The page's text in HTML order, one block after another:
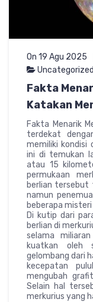
On 19 Agu 2025
Uncategorized
Fakta
Katakan
Fakta Menarik
terdekat
memiliki kondisi
ini di temukan
atau 15
permukaan
berlian tersebut
namun
beberapa
Di kutip dari
berlian di
selama
kuatkan oleh
gelombang dari
kecepatan
mengubah
Selain hal
merkurius yang